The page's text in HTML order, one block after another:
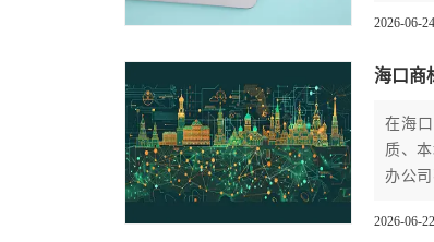
2026-06-
海口商
在海
质、
办公
2026-06-